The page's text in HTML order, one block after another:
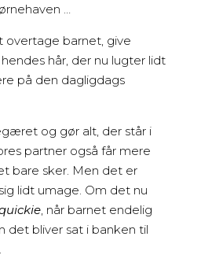
…
overtage barnet, give
hår, der nu lugter lidt
på den dagligdags
og gør alt, der står i
partner også får mere
bare sker. Men det er
lidt umage. Om det nu
, når barnet endelig
det bliver sat i banken til